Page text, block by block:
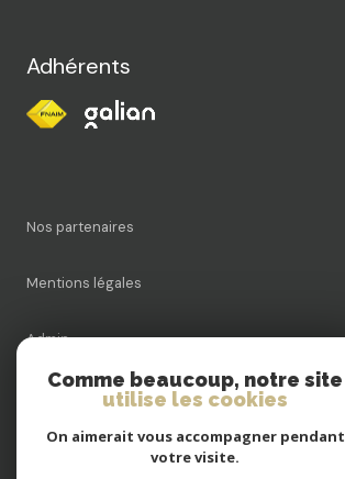
Adhérents
Nos partenaires
Mentions légales
Admin
Nos honoraires
Comme beaucoup, notre site
utilise les cookies
On aimerait vous accompagner pendant
votre visite.